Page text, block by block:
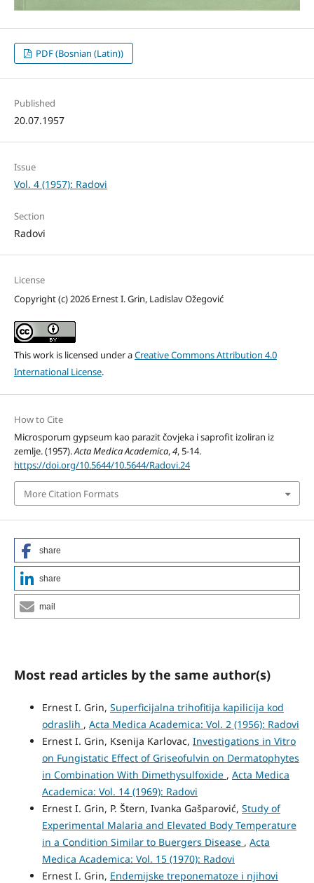
PDF (Bosnian (Latin))
Published
20.07.1957
Issue
Vol. 4 (1957): Radovi
Section
Radovi
License
Copyright (c) 2026 Ernest I. Grin, Ladislav Ožegović
This work is licensed under aCreative Commons Attribution 4.0
International License.
How to Cite
Microsporum gypseum kao parazit čovjeka i saprofit izoliran iz
zemlje. (1957).Acta Medica Academica,4, 5-14.
https://doi.org/10.5644/10.5644/Radovi.24
More Citation Formats
share
share
mail
Most read articles by the same author(s)
Ernest I. Grin, Superficijalna trihofitija kapilicija kod
odraslih , Acta Medica Academica: Vol. 2 (1956): Radovi
Ernest I. Grin, Ksenija Karlovac, Investigations in Vitro
on Fungistatic Effect of Griseofulvin on Dermatophytes
in Combination With Dimethysulfoxide , Acta Medica
Academica: Vol. 14 (1969): Radovi
Ernest I. Grin, P. Štern, Ivanka Gašparović, Study of
Experimental Malaria and Elevated Body Temperature
in a Condition Similar to Buergers Disease , Acta
Medica Academica: Vol. 15 (1970): Radovi
Ernest I. Grin, Endemijske treponematoze i njihovi